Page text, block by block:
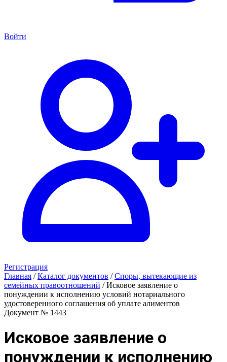
Войти
Регистрация
Главная / Каталог документов / Споры, вытекающие из
семейных правоотношений / Исковое заявление о
понуждении к исполнению условий нотариального
удостоверенного соглашения об уплате алиментов
Документ № 1443
Исковое заявление о
понуждении к исполнению